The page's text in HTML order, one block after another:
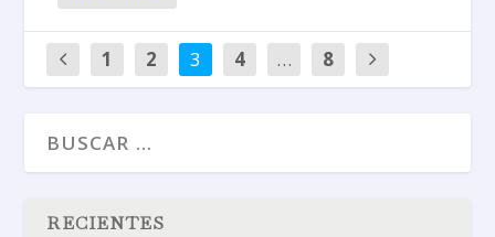
1 2 3 4 … 8
RECIENTES